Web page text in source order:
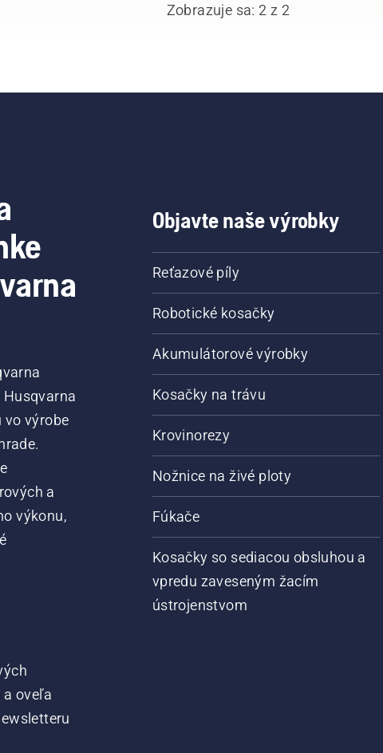
Zobrazuje sa: 2 z 2
vo výrobe
a
výkonu,
oveľa
Objavte naše výrobky
Reťazové píly
Robotické kosačky
Akumulátorové výrobky
Kosačky na trávu
Krovinorezy
Nožnice na živé ploty
Fúkače
Kosačky so sediacou obsluhou a
vpredu zaveseným žacím
ústrojenstvom